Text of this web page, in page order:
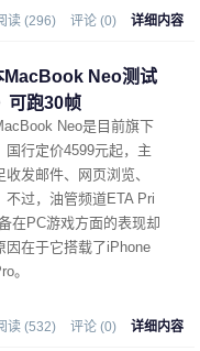
读 (296) 评论 (0) 详细内容
MacBook Neo测试
可跑30帧
Neo是目前旗下
行定价4599元起，主
发邮件、网页浏览、
过，油管频道ETA Pri
在PC游戏方面的表现却
在于它搭载了iPhone
。
读 (532) 评论 (0) 详细内容